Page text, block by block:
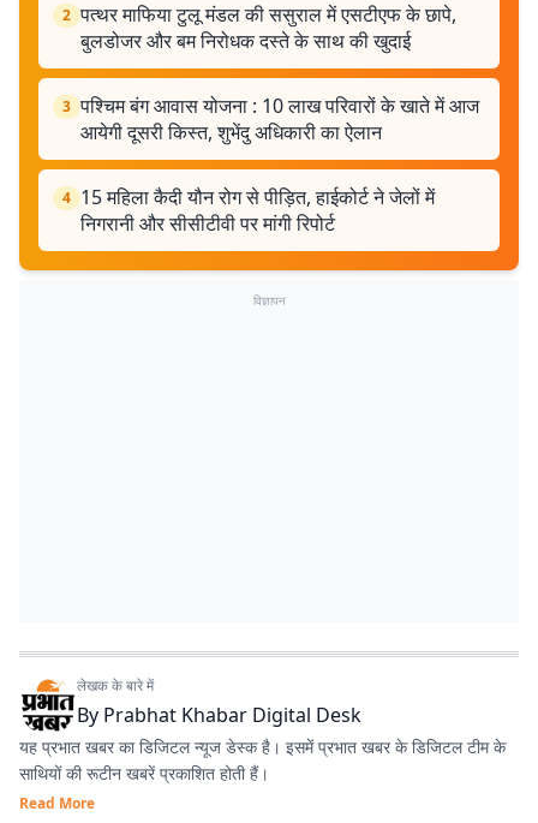
2 पत्थर माफिया टुलू मंडल की ससुराल में एसटीएफ के छापे,
बुलडोजर और बम निरोधक दस्ते के साथ की खुदाई
3 पश्चिम बंग आवास योजना : 10 लाख परिवारों के खाते में आज
आयेगी दूसरी किस्त, शुभेंदु अधिकारी का ऐलान
4 15 महिला कैदी यौन रोग से पीड़ित, हाईकोर्ट ने जेलों में
निगरानी और सीसीटीवी पर मांगी रिपोर्ट
विज्ञापन
लेखक के बारे में
By Prabhat Khabar Digital Desk
यह प्रभात खबर का डिजिटल न्यूज डेस्क है। इसमें प्रभात खबर के डिजिटल टीम के
साथियों की रूटीन खबरें प्रकाशित होती हैं।
Read More